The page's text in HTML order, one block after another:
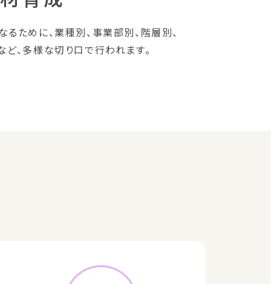
ために、業種別、事業部別、階層別、
、多様な切り口で行われます。